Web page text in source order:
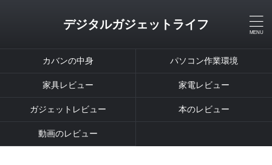
デジタルガジェットライフ
カバンの中身 パソコン作業環境
家具レビュー 家電レビュー
ガジェットレビュー 本のレビュー
動画のレビュー